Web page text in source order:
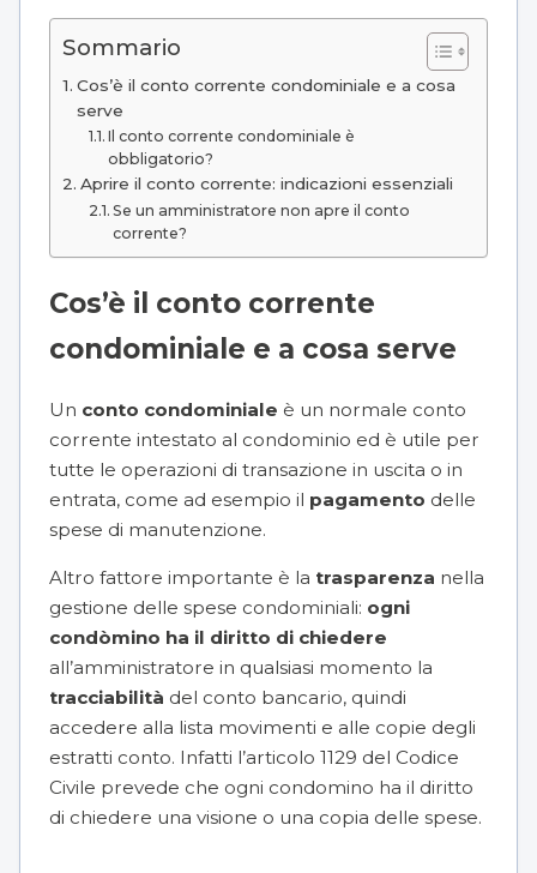
Sommario
Cos’è il conto corrente condominiale e a cosa
serve
Il conto corrente condominiale è
obbligatorio?
Aprire il conto corrente: indicazioni essenziali
Se un amministratore non apre il conto
corrente?
Cos’è il conto corrente
condominiale e a cosa serve
Un conto condominiale è un normale conto
corrente intestato al condominio ed è utile per
tutte le operazioni di transazione in uscita o in
entrata, come ad esempio il pagamento delle
spese di manutenzione.
Altro fattore importante è la trasparenza nella
gestione delle spese condominiali: ogni
condòmino ha il diritto di chiedere
all’amministratore in qualsiasi momento la
tracciabilità del conto bancario, quindi
accedere alla lista movimenti e alle copie degli
estratti conto. Infatti l’articolo 1129 del Codice
Civile prevede che ogni condomino ha il diritto
di chiedere una visione o una copia delle spese.